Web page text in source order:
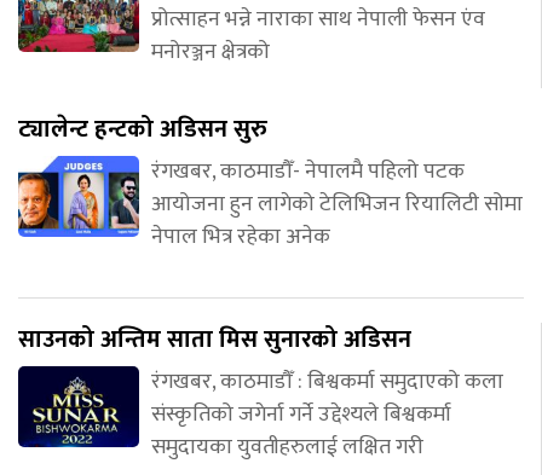
प्रोत्साहन भन्ने नाराका साथ नेपाली फेसन एंव
मनोरञ्जन क्षेत्रको
ट्यालेन्ट हन्टको अडिसन सुरु
रंगखबर, काठमाडौँ- नेपालमै पहिलो पटक
आयोजना हुन लागेको टेलिभिजन रियालिटी सोमा
नेपाल भित्र रहेका अनेक
साउनको अन्तिम साता मिस सुनारको अडिसन
रंगखबर, काठमाडौँ : बिश्वकर्मा समुदाएको कला
संस्कृतिको जगेर्ना गर्ने उद्देश्यले बिश्वकर्मा
समुदायका युवतीहरुलाई लक्षित गरी